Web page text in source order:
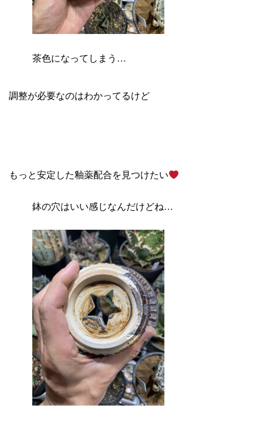
茶色になってしまう…
調整が必要なのはわかってるけど
もっと安定した釉薬配合を見つけたい
鉢の穴はいい感じなんだけどね…